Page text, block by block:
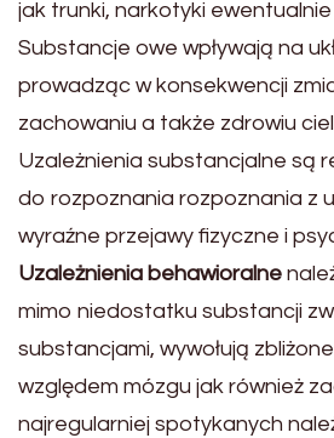
jak trunki, narkotyki
Substancje owe wpływają na
prowadząc w konsekwencji
zachowaniu a także zdrowiu
Uzależnienia substancjalne są
do rozpoznania rozpoznania z
wyraźne przejawy fizyczne i
Uzależnienia behawioralne
mimo niedostatku substancji
substancjami, wywołują
względem mózgu jak również
najregularniej spotykanych